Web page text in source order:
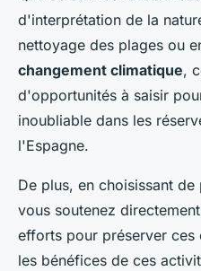
d'interprétation de la
nettoyage des plages ou
changement climatique,
d'opportunités à saisir
inoubliable dans les
l'Espagne.
De plus, en choisissant
vous soutenez
efforts pour préserver ces
les bénéfices de ces